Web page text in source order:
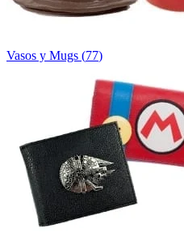
Vasos y Mugs (77)